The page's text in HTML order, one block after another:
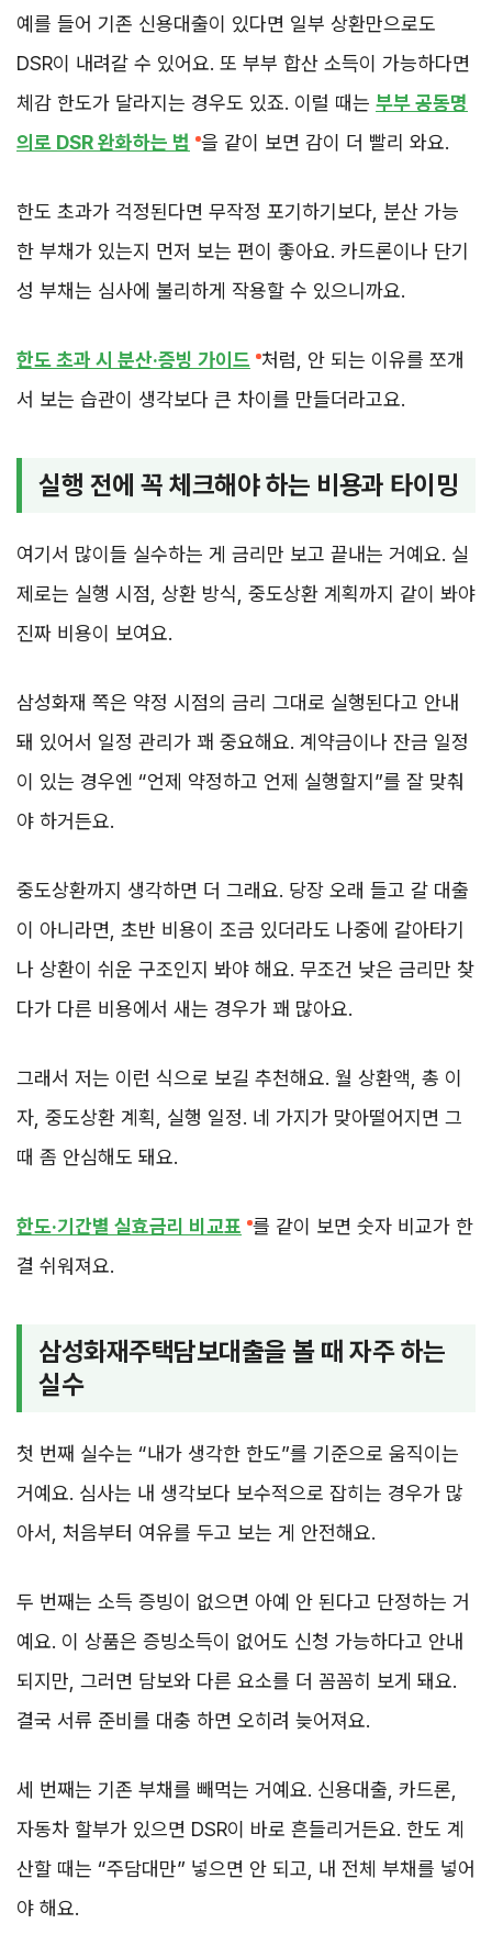
예를 들어 기존 신용대출이 있다면 일부 상환만으로도
DSR이 내려갈 수 있어요. 또 부부 합산 소득이 가능하다면
체감 한도가 달라지는 경우도 있죠. 이럴 때는 부부 공동명
의로 DSR 완화하는 법 을 같이 보면 감이 더 빨리 와요.
한도 초과가 걱정된다면 무작정 포기하기보다, 분산 가능
한 부채가 있는지 먼저 보는 편이 좋아요. 카드론이나 단기
성 부채는 심사에 불리하게 작용할 수 있으니까요.
한도 초과 시 분산·증빙 가이드 처럼, 안 되는 이유를 쪼개
서 보는 습관이 생각보다 큰 차이를 만들더라고요.
실행 전에 꼭 체크해야 하는 비용과 타이밍
여기서 많이들 실수하는 게 금리만 보고 끝내는 거예요. 실
제로는 실행 시점, 상환 방식, 중도상환 계획까지 같이 봐야
진짜 비용이 보여요.
삼성화재 쪽은 약정 시점의 금리 그대로 실행된다고 안내
돼 있어서 일정 관리가 꽤 중요해요. 계약금이나 잔금 일정
이 있는 경우엔 “언제 약정하고 언제 실행할지”를 잘 맞춰
야 하거든요.
중도상환까지 생각하면 더 그래요. 당장 오래 들고 갈 대출
이 아니라면, 초반 비용이 조금 있더라도 나중에 갈아타기
나 상환이 쉬운 구조인지 봐야 해요. 무조건 낮은 금리만 찾
다가 다른 비용에서 새는 경우가 꽤 많아요.
그래서 저는 이런 식으로 보길 추천해요. 월 상환액, 총 이
자, 중도상환 계획, 실행 일정. 네 가지가 맞아떨어지면 그
때 좀 안심해도 돼요.
한도·기간별 실효금리 비교표 를 같이 보면 숫자 비교가 한
결 쉬워져요.
삼성화재주택담보대출을 볼 때 자주 하는
실수
첫 번째 실수는 “내가 생각한 한도”를 기준으로 움직이는
거예요. 심사는 내 생각보다 보수적으로 잡히는 경우가 많
아서, 처음부터 여유를 두고 보는 게 안전해요.
두 번째는 소득 증빙이 없으면 아예 안 된다고 단정하는 거
예요. 이 상품은 증빙소득이 없어도 신청 가능하다고 안내
되지만, 그러면 담보와 다른 요소를 더 꼼꼼히 보게 돼요.
결국 서류 준비를 대충 하면 오히려 늦어져요.
세 번째는 기존 부채를 빼먹는 거예요. 신용대출, 카드론,
자동차 할부가 있으면 DSR이 바로 흔들리거든요. 한도 계
산할 때는 “주담대만” 넣으면 안 되고, 내 전체 부채를 넣어
야 해요.